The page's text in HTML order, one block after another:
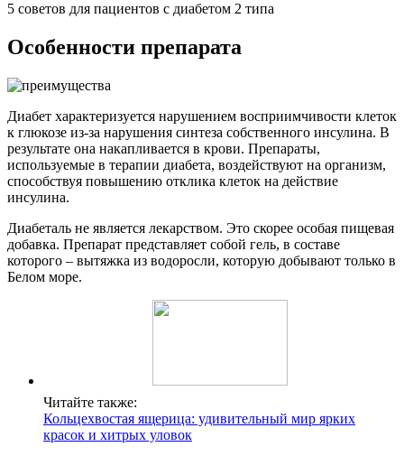
5 советов для пациентов с диабетом 2 типа
Особенности препарата
Диабет характеризуется нарушением восприимчивости клеток
к глюкозе из-за нарушения синтеза собственного инсулина. В
результате она накапливается в крови. Препараты,
используемые в терапии диабета, воздействуют на организм,
способствуя повышению отклика клеток на действие
инсулина.
Диабеталь не является лекарством. Это скорее особая пищевая
добавка. Препарат представляет собой гель, в составе
которого – вытяжка из водоросли, которую добывают только в
Белом море.
Читайте также:
Кольцехвостая ящерица: удивительный мир ярких
красок и хитрых уловок